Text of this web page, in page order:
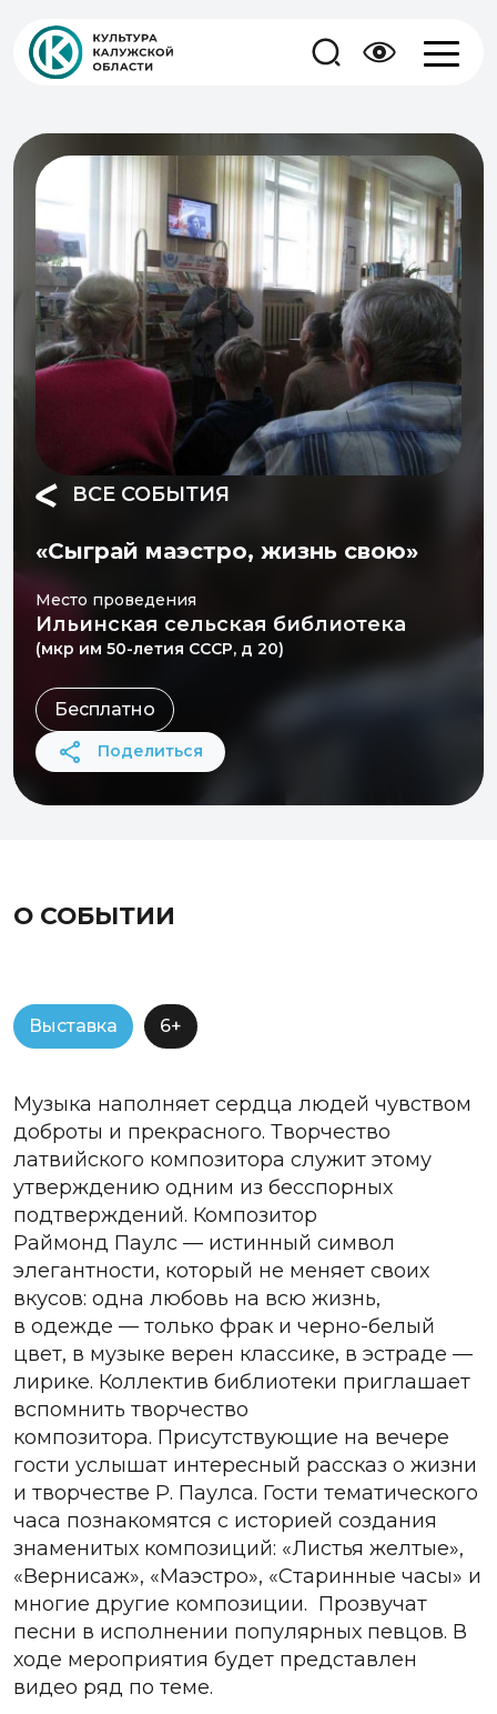
ВСЕ СОБЫТИЯ
«Сыграй маэстро, жизнь свою»
Место проведения
Ильинская сельская библиотека
(мкр им 50-летия СССР, д 20)
Бесплатно
Поделиться
О СОБЫТИИ
Выставка 6+
Музыка наполняет сердца людей чувством
доброты и прекрасного. Творчество
латвийского композитора служит этому
утверждению одним из бесспорных
подтверждений. Композитор
Раймонд Паулс — истинный символ
элегантности, который не меняет своих
вкусов: одна любовь на всю жизнь,
в одежде — только фрак и черно-белый
цвет, в музыке верен классике, в эстраде —
лирике. Коллектив библиотеки приглашает
вспомнить творчество
композитора. Присутствующие на вечере
гости услышат интересный рассказ о жизни
и творчестве Р. Паулса. Гости тематического
часа познакомятся с историей создания
знаменитых композиций: «Листья желтые»,
«Вернисаж», «Маэстро», «Старинные часы» и
многие другие композиции. Прозвучат
песни в исполнении популярных певцов. В
ходе мероприятия будет представлен
видео ряд по теме.